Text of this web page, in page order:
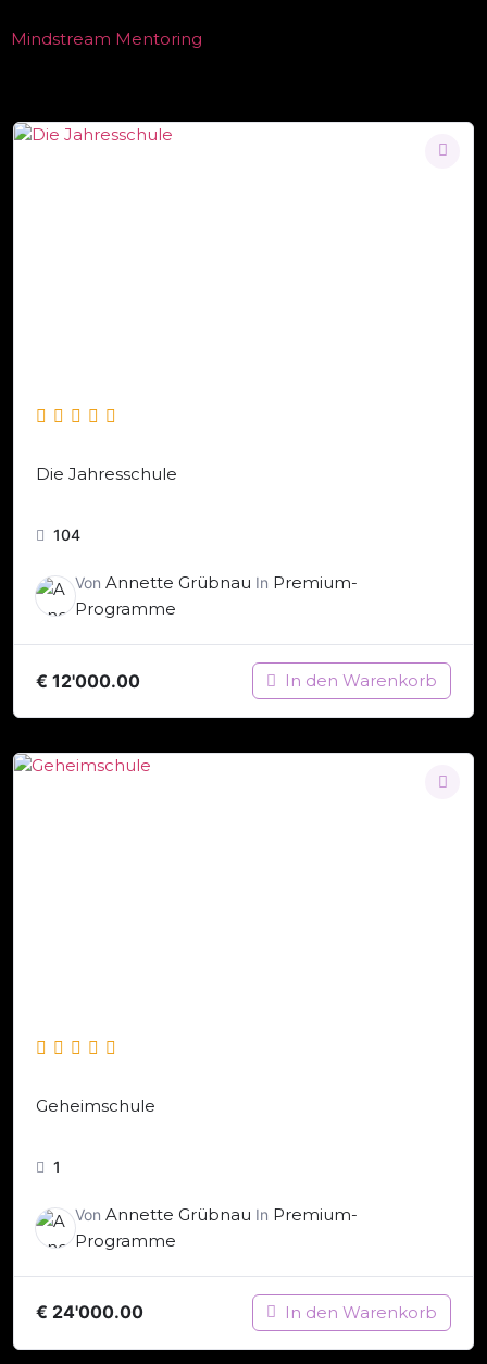
Mindstream Mentoring
Die Jahresschule
104
Von Annette Grübnau In Premium-
Programme
€ 12'000.00 In den Warenkorb
Geheimschule
1
Von Annette Grübnau In Premium-
Programme
€ 24'000.00 In den Warenkorb